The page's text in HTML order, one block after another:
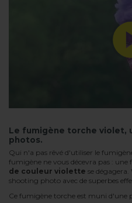
Le fumigène torche violet,
photos.
Qui n'a pas rêvé d'utiliser le
fumigène ne vous décevra pas : une
de couleur violette se
shooting photo avec de superbes
Ce fumigène torche est muni d'une